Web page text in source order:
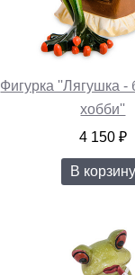
Фигурка ''Лягушка -
хобби''
4 150 ₽
В корзину